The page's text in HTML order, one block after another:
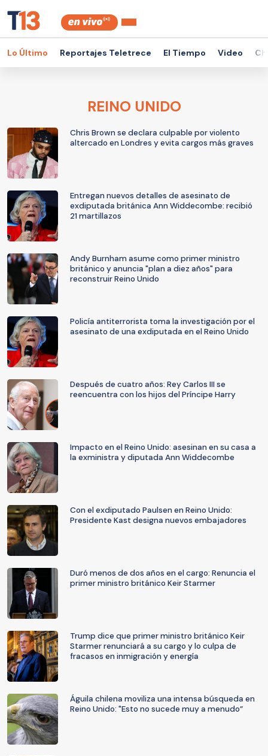
Lo Último Reportajes Teletrece El Tiempo Video
REINO UNIDO
Chris Brown se declara culpable por violento
altercado en Londres y evita cargos más graves
Entregan nuevos detalles de asesinato de
exdiputada británica Ann Widdecombe: recibió
21 martillazos
Andy Burnham asume como primer ministro
británico y anuncia "plan a diez años" para
reconstruir Reino Unido
Policía antiterrorista toma la investigación por el
asesinato de una exdiputada en el Reino Unido
Después de cuatro años: Rey Carlos III se
reencuentra con los hijos del Príncipe Harry
Impacto en el Reino Unido: asesinan en su casa a
la exministra y diputada Ann Widdecombe
Con el exdiputado Paulsen en Reino Unido:
Presidente Kast designa nuevos embajadores
Duró menos de dos años en el cargo: Renuncia el
primer ministro británico Keir Starmer
Trump dice que primer ministro británico Keir
Starmer renunciará a su cargo y lo culpa de
fracasos en inmigración y energía
Águila chilena moviliza una intensa búsqueda en
Reino Unido: "Esto no sucede muy a menudo”